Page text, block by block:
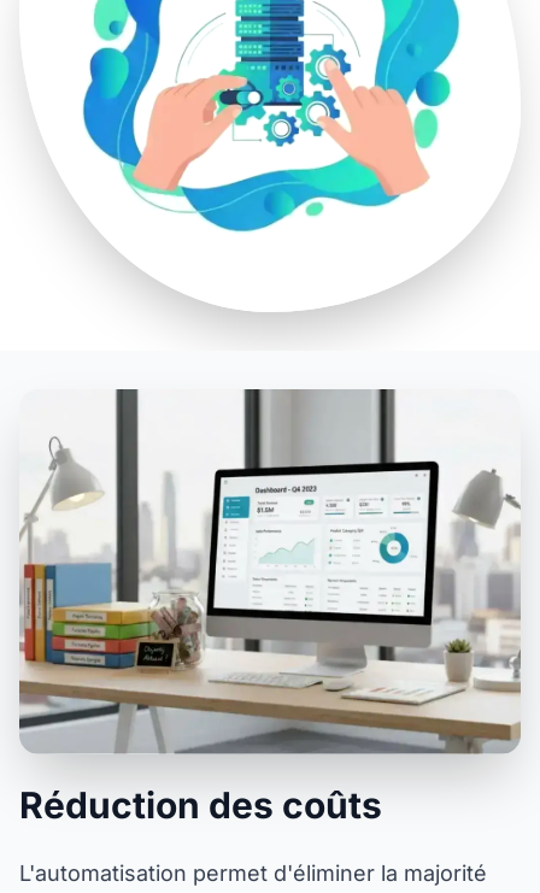
Réduction des coûts
L'automatisation permet d'éliminer la majorité